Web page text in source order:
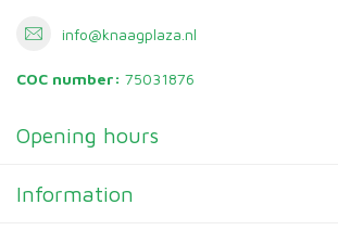
info@knaagplaza.nl
COC number: 75031876
Opening hours
Information